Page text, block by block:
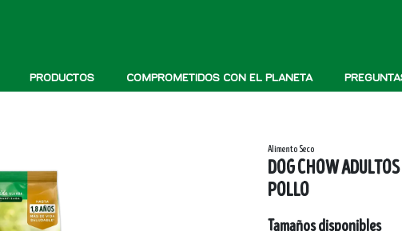
PRODUCTOS COMPROMETIDOS CON EL PLANETA
Alimento Seco
DOG CHOW
POLLO
Tamaños disponibles